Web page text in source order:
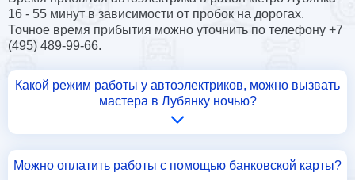
16 - 55 минут в зависимости от пробок на дорогах.
Точное время прибытия можно уточнить по телефону +7
(495) 489-99-66.
Какой режим работы у автоэлектриков, можно вызвать
мастера в Лубянку ночью?
Можно оплатить работы с помощью банковской карты?